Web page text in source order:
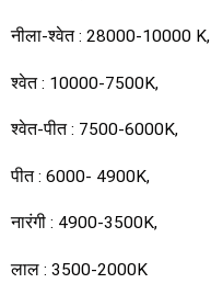
नीला-श्वेत : 28000-10000 K,
श्वेत : 10000-7500K,
श्वेत-पीत : 7500-6000K,
पीत : 6000- 4900K,
नारंगी : 4900-3500K,
लाल : 3500-2000K